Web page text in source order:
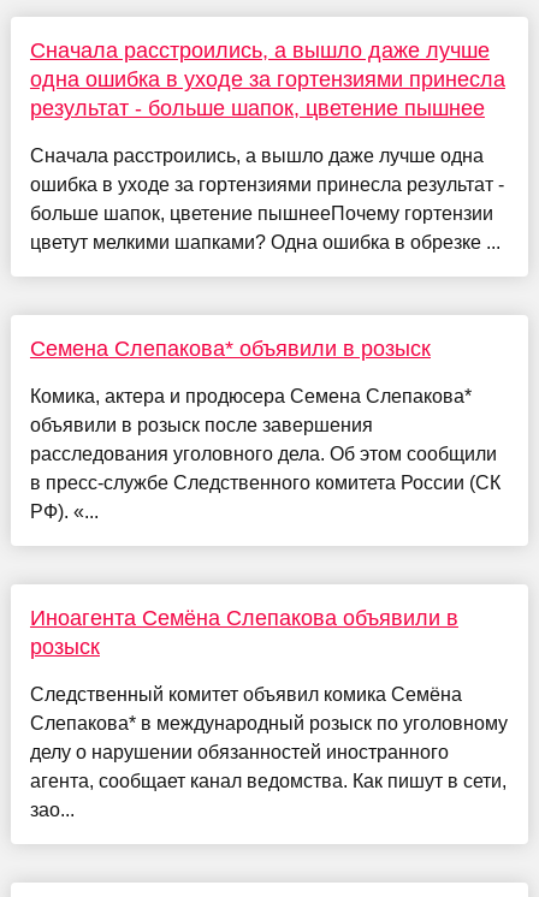
Сначала расстроились, а вышло даже лучше
одна ошибка в уходе за гортензиями принесла
результат - больше шапок, цветение пышнее
Сначала расстроились, а вышло даже лучше одна
ошибка в уходе за гортензиями принесла результат -
больше шапок, цветение пышнееПочему гортензии
цветут мелкими шапками? Одна ошибка в обрезке ...
Семена Слепакова* объявили в розыск
Комика, актера и продюсера Семена Слепакова*
объявили в розыск после завершения
расследования уголовного дела. Об этом сообщили
в пресс-службе Следственного комитета России (СК
РФ). «...
Иноагента Семёна Слепакова объявили в
розыск
Следственный комитет объявил комика Семёна
Слепакова* в международный розыск по уголовному
делу о нарушении обязанностей иностранного
агента, сообщает канал ведомства. Как пишут в сети,
зао...